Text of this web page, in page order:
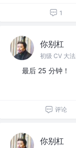
1
你别杠
最后 25 分钟！
评论
你别杠